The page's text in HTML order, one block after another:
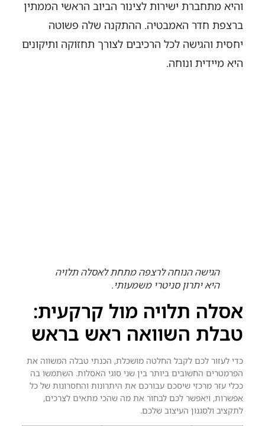
והיא מתחברת ישירות לצינור הביוב הראשי הממתין
ברצפת חדר האמבטיה. ההתקנה שלה פשוטה
יחסית והגישה לכל הרכיבים לצורך תחזוקה ותיקונים
היא מיידית ונוחה.
הגישה הנוחה לרצפה מתחת לאסלה תלויה
היא יתרון סניטרי משמעותי.
אסלה תלויה מול קרקעית:
טבלת השוואה ראש בראש
כדי לעזור לכם לקבל החלטה מושכלת, הכנתי טבלה המשווה את
הפרמטרים החשובים ביותר בין שני סוגי האסלות. השתמשו בה
ככלי עזר מרכזי שיסכם עבורכם את היתרונות והחסרונות של כל
אפשרות, ויאפשר לכם לבחור את מה שהכי מתאים לצרכים,
לתקציב ולסגנון העיצוב שלכם.